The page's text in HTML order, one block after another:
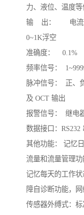
力、液位、温度
输    出：
0~1K浮空
准确度：    0.1%
频率信号：
脉冲信号：  正、
及 OCT 输出
报警信号：  继电
数据接口：RS232
其他功能： 记忆
流量和流量管理功
记忆每天的工作
障自诊断功能，网
传感器外缚式：